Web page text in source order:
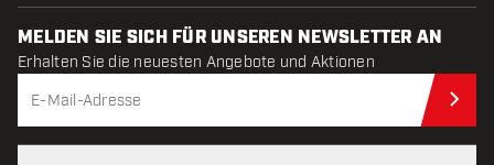
MELDEN SIE SICH FÜR UNSEREN NEWSLETTER AN
Erhalten Sie die neuesten Angebote und Aktionen